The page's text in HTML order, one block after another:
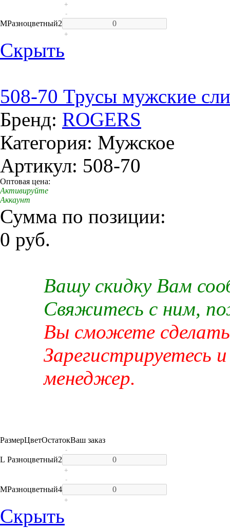
+
MРазноцветный2
-
+
Скрыть
508-70 Трусы мужские
Бренд: ROGERS
Категория: Мужское
Артикул: 508-70
Оптовая цена:
Активируйте
Аккаунт
Сумма по позиции:
0 руб.
Вашу скидку Вам
Свяжитесь с ним,
Вы сможете сделать
Зарегистрируетесь
менеджер.
РазмерЦветОстатокВаш заказ
L Разноцветный2
-
+
MРазноцветный4
-
+
Скрыть